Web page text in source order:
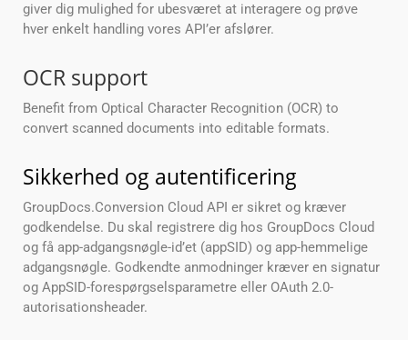
giver dig mulighed for ubesværet at interagere og prøve
hver enkelt handling vores API’er afslører.
OCR support
Benefit from Optical Character Recognition (OCR) to
convert scanned documents into editable formats.
Sikkerhed og autentificering
GroupDocs.Conversion Cloud API er sikret og kræver
godkendelse. Du skal registrere dig hos GroupDocs Cloud
og få app-adgangsnøgle-id’et (appSID) og app-hemmelige
adgangsnøgle. Godkendte anmodninger kræver en signatur
og AppSID-forespørgselsparametre eller OAuth 2.0-
autorisationsheader.